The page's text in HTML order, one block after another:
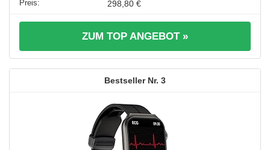
298,80 €
ZUM TOP ANGEBOT »
3